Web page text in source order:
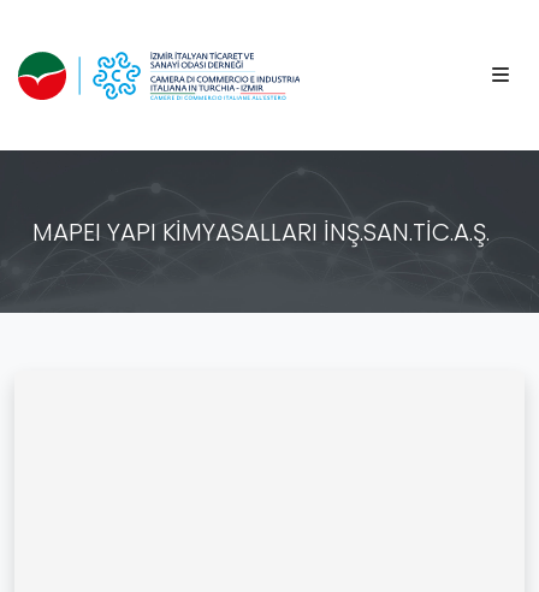
MAPEI YAPI KİMYASALLARI İNŞ.SAN.TİC.A.Ş.